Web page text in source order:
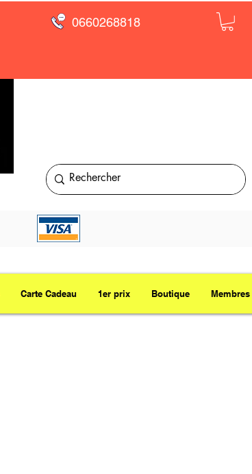
0660268818
Carte Cadeau 1er prix Boutique Membres